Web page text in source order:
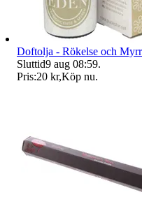
Doftolja - Rökelse och
Sluttid9 aug 08:59.
Pris:20 kr,Köp nu.